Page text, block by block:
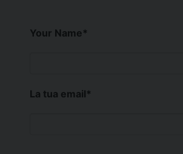
Your Name*
La tua email*